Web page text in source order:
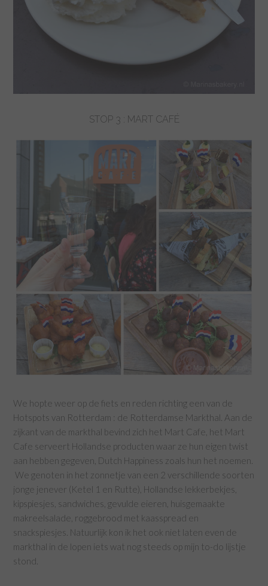
STOP 3 : MART CAFÉ
We hopte weer op de fiets en reden richting een van de
Hotspots van Rotterdam : de Rotterdamse Markthal. Aan de
zijkant van de markthal bevind zich het Mart Cafe, het Mart
Cafe serveert Hollandse producten waar ze hun eigen twist
aan hebben gegeven, Dutch Happiness zoals hun het noemen.
We genoten in het zonnetje van een 2 verschillende soorten
jonge jenever (Ketel 1 en Rutte), Hollandse lekkerbekjes,
kipspiesjes, sandwiches, gevulde eieren, huisgemaakte
makreelsalade, roggebrood met kaasspread en
snackspiesjes. Natuurlijk kon ik het ook niet laten even de
markthal in de lopen iets wat nog steeds op mijn to-do lijstje
stond.